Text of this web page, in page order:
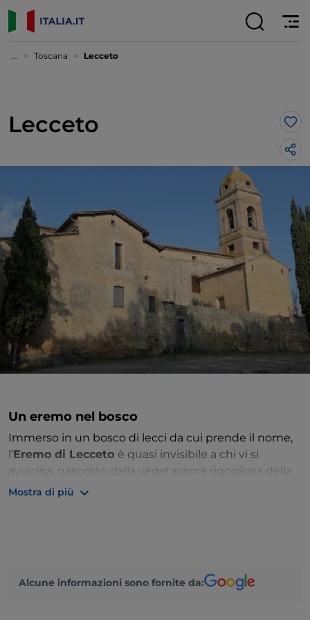
... Toscana Lecceto
Lecceto
Un eremo nel bosco
Immerso in un bosco di lecci da cui prende il nome,
l’Eremo di Lecceto è quasi invisibile a chi vi si
avvicina, nascosto dalla vegetazione rigogliosa della
provincia di Siena
L’interno a navata con scarsella terminale, in stile
Mostra di più
Alcune informazioni sono fornite da: